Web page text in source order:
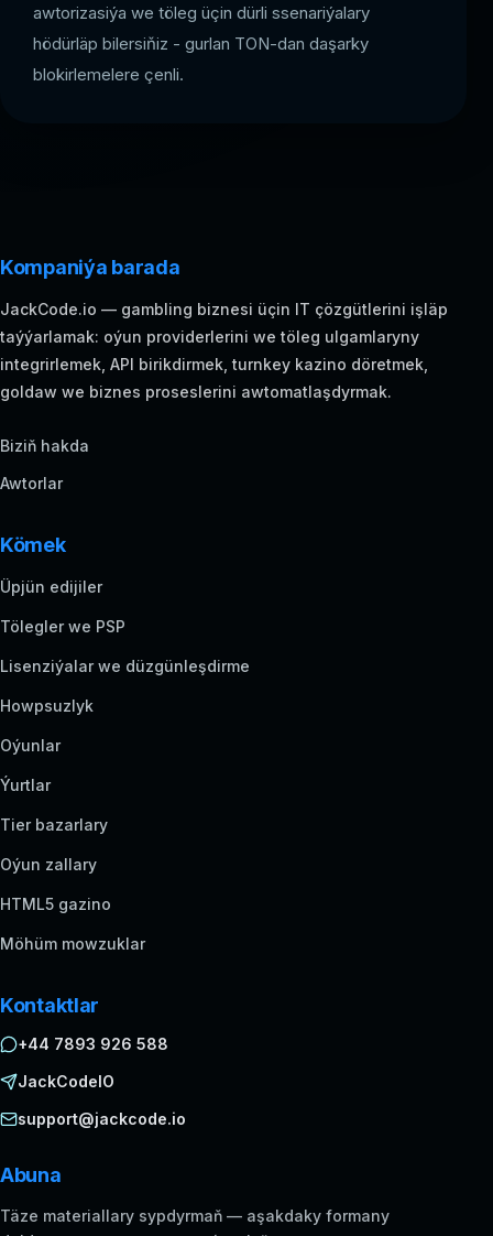
awtorizasiýa we töleg üçin dürli ssenariýalary
hödürläp bilersiňiz - gurlan TON-dan daşarky
blokirlemelere çenli.
Kompaniýa barada
JackCode.io — gambling biznesi üçin IT çözgütlerini işläp
taýýarlamak: oýun providerlerini we töleg ulgamlaryny
integrirlemek, API birikdirmek, turnkey kazino döretmek,
goldaw we biznes proseslerini awtomatlaşdyrmak.
Biziň hakda
Awtorlar
Kömek
Üpjün edijiler
Tölegler we PSP
Lisenziýalar we düzgünleşdirme
Howpsuzlyk
Oýunlar
Ýurtlar
Tier bazarlary
Oýun zallary
HTML5 gazino
Möhüm mowzuklar
Kontaktlar
+44 7893 926 588
JackCodeIO
support@jackcode.io
Abuna
Täze materiallary sypdyrmaň — aşakdaky formany